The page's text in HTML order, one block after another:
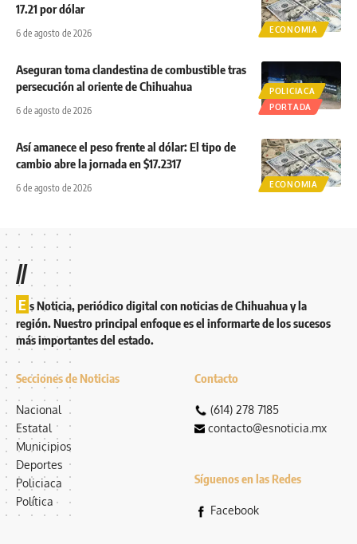
ECONOMIA
17.21 por dólar
6 de agosto de 2026
POLICIACA
PORTADA
Aseguran toma clandestina de combustible tras
persecución al oriente de Chihuahua
6 de agosto de 2026
ECONOMIA
Así amanece el peso frente al dólar: El tipo de
cambio abre la jornada en $17.2317
6 de agosto de 2026
//
E s Noticia, periódico digital con noticias de Chihuahua y la
región. Nuestro principal enfoque es el informarte de los sucesos
más importantes del estado.
Secciones de Noticias
Nacional
Estatal
Municipios
Deportes
Policiaca
Política
Contacto
(614) 278 7185
contacto@esnoticia.mx
Síguenos en las Redes
Facebook